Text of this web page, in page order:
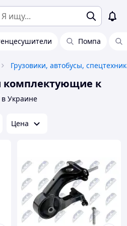
Помпа
Грузовики, автобусы,
комплектующие к
в Украине
Цена